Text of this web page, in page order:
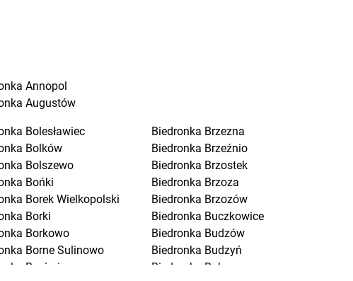
Annopol
Augustów
Bolesławiec
Bolków
Bolszewo
Bońki
Borek Wielkopolski
Borki
Borkowo
Borne Sulinowo
Borówiec
Biedronka Brzezna
Biedronka Brzeźnio
Biedronka Brzostek
Biedronka Brzoza
Biedronka Brzozów
Biedronka Buczkowice
Biedronka Budzów
Biedronka Budzyń
Biedronka
Buk